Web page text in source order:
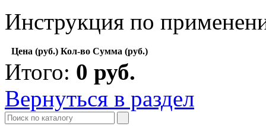
Инструкция по
Цена (руб.) Кол-во Сумма (руб.)
Итого: 0 руб.
Вернуться в раздел